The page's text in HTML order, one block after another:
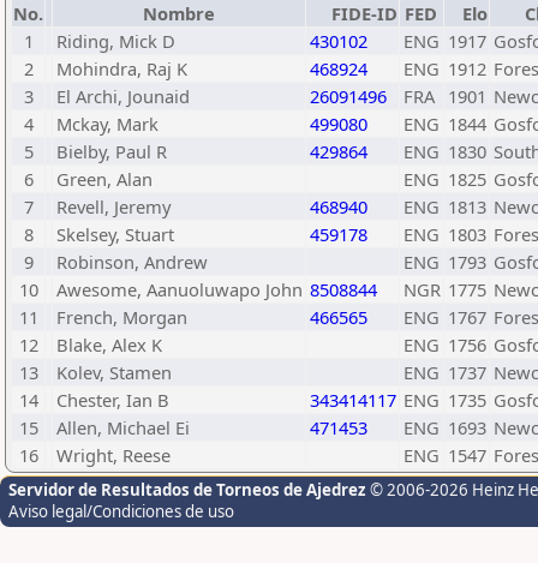
No. Nombre FIDE-ID FED Elo
1
Riding, Mick D 430102 ENG 1917
2
Mohindra, Raj K 468924 ENG 1912
3
El Archi, Jounaid 26091496 FRA 1901
4
Mckay, Mark 499080 ENG 1844
5
Bielby, Paul R 429864 ENG 1830
6
Green, Alan ENG 1825
7
Revell, Jeremy 468940 ENG 1813
8
Skelsey, Stuart 459178 ENG 1803
9
Robinson, Andrew ENG 1793
10
Awesome, Aanuoluwapo John 8508844 NGR 1775
11
French, Morgan 466565 ENG 1767
12
Blake, Alex K ENG 1756
13
Kolev, Stamen ENG 1737
14
Chester, Ian B 343414117 ENG 1735
15
Allen, Michael Ei 471453 ENG 1693
16
Wright, Reese ENG 1547
Servidor de Resultados de Torneos de Ajedrez © 2006-2026 Heinz
Aviso legal/Condiciones de uso